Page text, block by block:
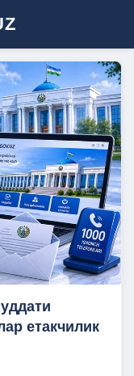
етакчилик